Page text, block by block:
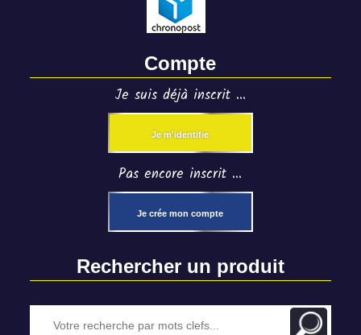
Compte
Je suis déjà inscrit ...
Je m'identifie
Pas encore inscrit ...
Je crée mon compte
Rechercher un produit